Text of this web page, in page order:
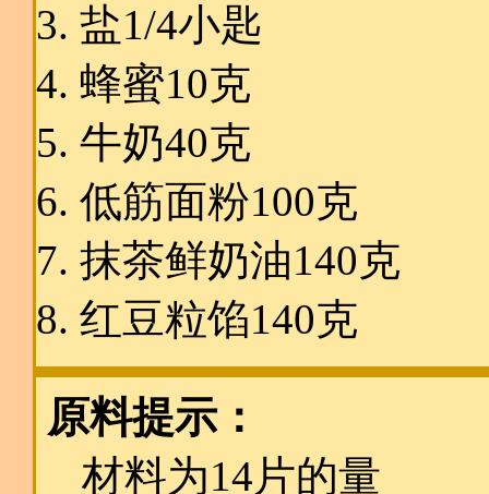
盐1/4小匙
蜂蜜10克
牛奶40克
低筋面粉100克
抹茶鲜奶油140克
红豆粒馅140克
原料提示：
材料为14片的量